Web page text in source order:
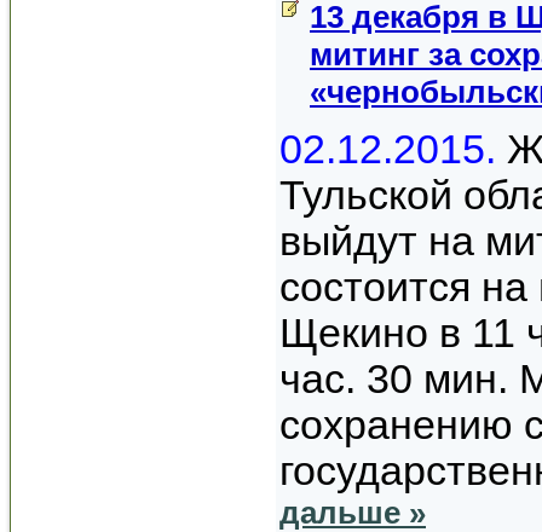
13 декабря в
митинг за
02.12.2015.
Тульской
выйдут на
состоится
Щекино в 11
час. 30 мин.
сохранению
дальше »